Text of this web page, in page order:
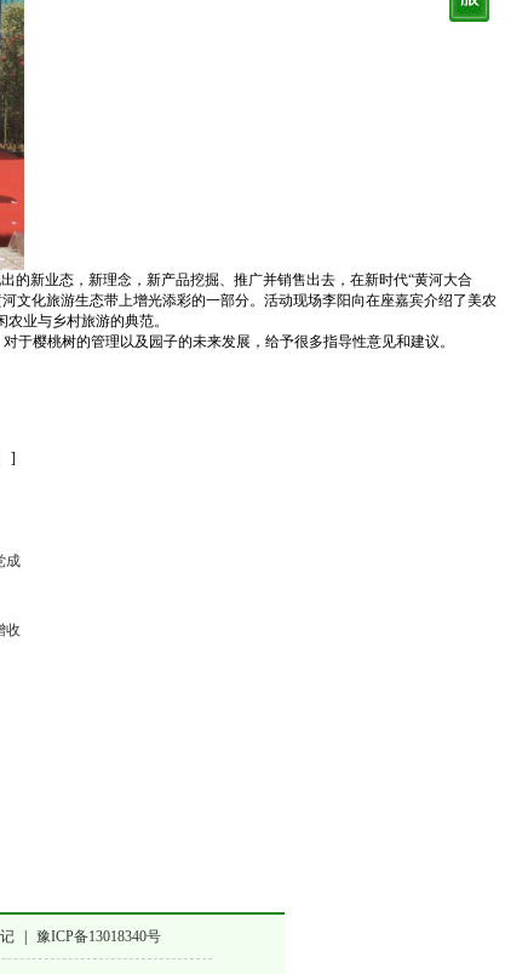
新业态，新理念，新产品挖掘、推广并销售出去，在新时代“黄河大合
文化旅游生态带上增光添彩的一部分。活动现场李阳向在座嘉宾介绍了美农
业与乡村旅游的典范。
樱桃树的管理以及园子的未来发展，给予很多指导性意见和建议。
]
成
收
豫ICP备13018340号